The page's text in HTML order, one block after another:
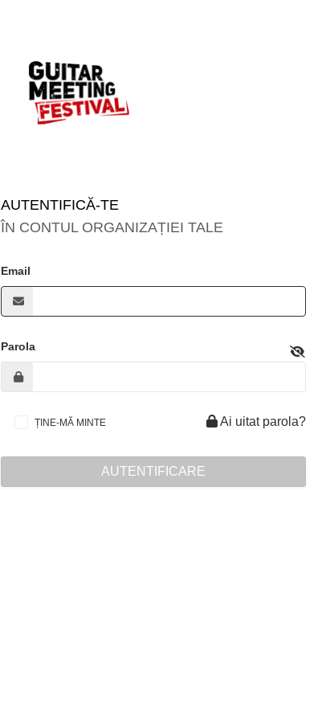
AUTENTIFICĂ-TE
ÎN CONTUL ORGANIZAȚIEI TALE
Email
Parola
ȚINE-MĂ MINTE Ai uitat parola?
AUTENTIFICARE